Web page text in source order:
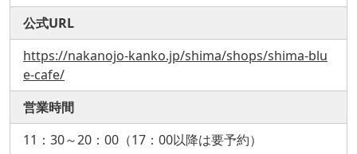
公式URL
https://nakanojo-kanko.jp/shima/shops/shima-blu
e-cafe/
営業時間
11：30～20：00（17：00以降は要予約）